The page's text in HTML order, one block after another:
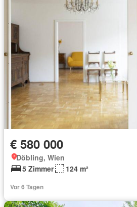
€ 580 000
Döbling, Wien
5 Zimmer
124 m²
Vor 6 Tagen